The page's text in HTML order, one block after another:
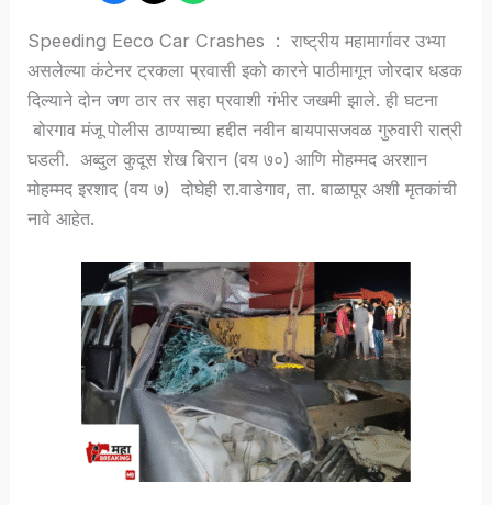
Speeding Eeco Car Crashes : राष्ट्रीय महामार्गावर उभ्या
असलेल्या कंटेनर ट्रकला प्रवासी इको कारने पाठीमागून जोरदार धडक
दिल्याने दोन जण ठार तर सहा प्रवाशी गंभीर जखमी झाले. ही घटना
बोरगाव मंजू पोलीस ठाण्याच्या हद्दीत नवीन बायपासजवळ गुरुवारी रात्री
घडली. अब्दुल कुदूस शेख बिरान (वय ७०) आणि मोहम्मद अरशान
मोहम्मद इरशाद (वय ७) दोघेही रा.वाडेगाव, ता. बाळापूर अशी मृतकांची
नावे आहेत.